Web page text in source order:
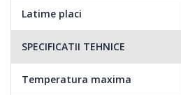
Latime placi
SPECIFICATII TEHNICE
Temperatura maxima